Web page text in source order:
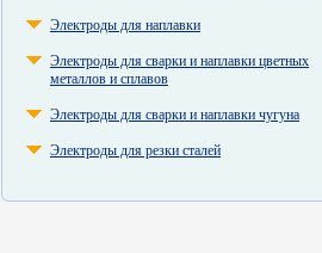
Электроды для наплавки
Электроды для сварки и наплавки цветных
металлов и сплавов
Электроды для сварки и наплавки чугуна
Электроды для резки сталей